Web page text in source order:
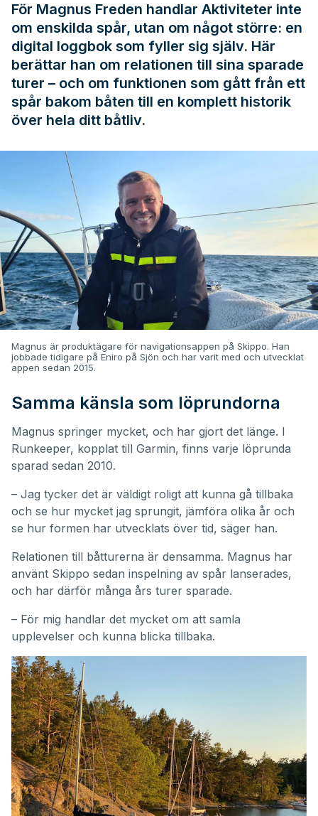
För Magnus Freden handlar Aktiviteter inte
om enskilda spår, utan om något större: en
digital loggbok som fyller sig själv. Här
berättar han om relationen till sina sparade
turer – och om funktionen som gått från ett
spår bakom båten till en komplett historik
över hela ditt båtliv.
Magnus är produktägare för navigationsappen på Skippo. Han
jobbade tidigare på Eniro på Sjön och har varit med och utvecklat
appen sedan 2015.
Samma känsla som löprundorna
Magnus springer mycket, och har gjort det länge. I
Runkeeper, kopplat till Garmin, finns varje löprunda
sparad sedan 2010.
– Jag tycker det är väldigt roligt att kunna gå tillbaka
och se hur mycket jag sprungit, jämföra olika år och
se hur formen har utvecklats över tid, säger han.
Relationen till båtturerna är densamma. Magnus har
använt Skippo sedan inspelning av spår lanserades,
och har därför många års turer sparade.
– För mig handlar det mycket om att samla
upplevelser och kunna blicka tillbaka.